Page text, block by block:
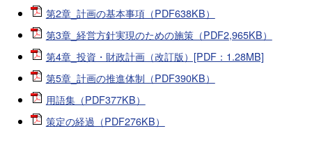
第2章_計画の基本事項（PDF638KB）
第3章_経営方針実現のための施策（PDF2,965KB）
第4章_投資・財政計画（改訂版）[PDF：1.28MB]
第5章_計画の推進体制（PDF390KB）
用語集（PDF377KB）
策定の経過（PDF276KB）